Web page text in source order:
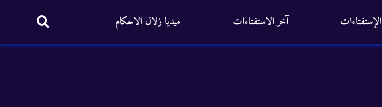
الإستفتاءات آخر الاستفتاءات ميديا زلال الاحكام